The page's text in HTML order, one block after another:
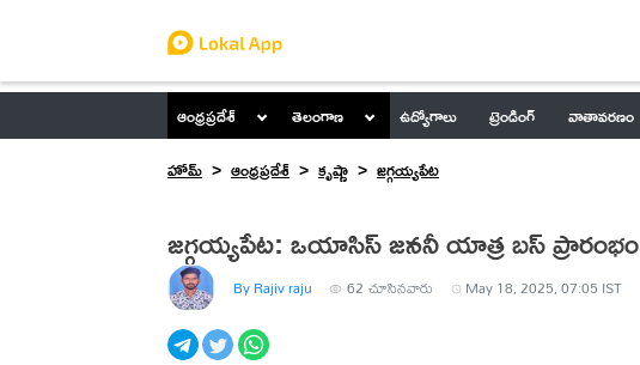
ఆంధ్రప్రదేశ్ తెలంగాణ ఉద్యోగాలు ట్రెండింగ్ వాతావరణం
హోమ్
ఆంధ్రప్రదేశ్ కృష్ణా జగ్గయ్యపేట
జగ్గయ్యపేట: ఒయాసిస్ జననీ యాత్ర బస్ ప్రారంభం
By Rajiv raju 62 చూసినవారు May 18, 2025, 07:05 IST